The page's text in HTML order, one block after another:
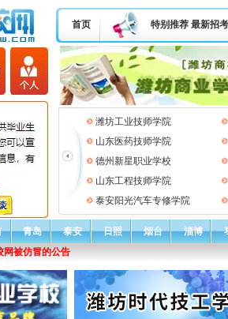
首页 特别推荐 最新招考
潍坊工业技师学院
山东医药技师学院
德州新星职业学校
山东工程技师学院
泰安阳光汽车专修学院
青岛 泰安 日照 烟台 淄博
仿冒的公告